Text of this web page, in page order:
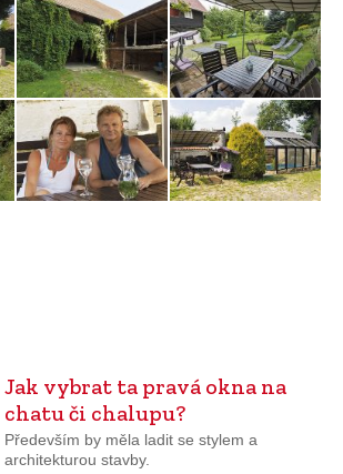
Jak vybrat ta pravá okna na
chatu či chalupu?
Především by měla ladit se stylem a
architekturou stavby.